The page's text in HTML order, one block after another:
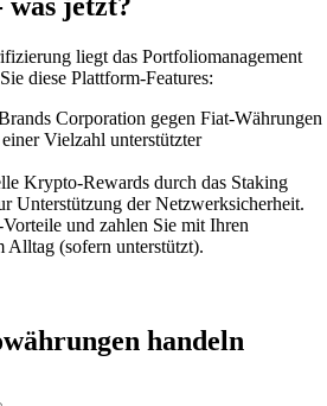
jetzt?
liegt das Portfoliomanagement
diese Plattform-Features:
Corporation gegen Fiat-Währungen
Vielzahl unterstützter
Krypto-Rewards durch das Staking
Unterstützung der Netzwerksicherheit.
und zahlen Sie mit Ihren
(sofern unterstützt).
handeln